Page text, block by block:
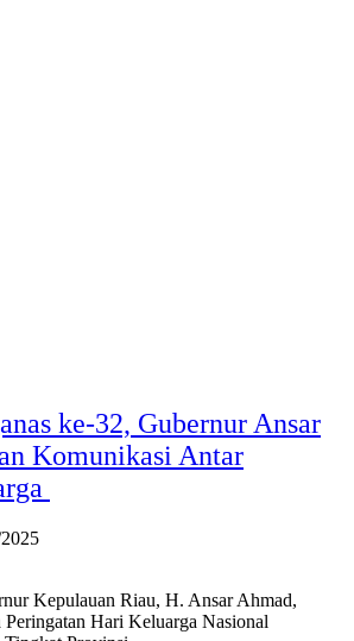
ke-32, Gubernur Ansar
Komunikasi Antar
Kepulauan Riau, H. Ansar Ahmad,
Peringatan Hari Keluarga Nasional